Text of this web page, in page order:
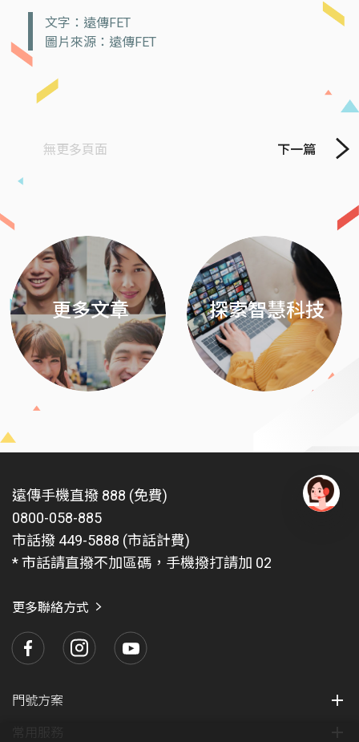
文字：遠傳FET
圖片來源：遠傳FET
無更多頁面 下一篇
更多文章 探索智慧科技
遠傳手機直撥 888 (免費)
0800-058-885
市話撥 449-5888 (市話計費)
* 市話請直撥不加區碼，手機撥打請加 02
更多聯絡方式
門號方案